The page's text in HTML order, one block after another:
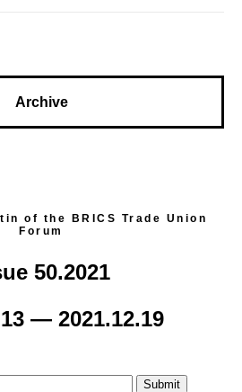
Archive
of the BRICS Trade Union
Forum
50.2021
— 2021.12.19